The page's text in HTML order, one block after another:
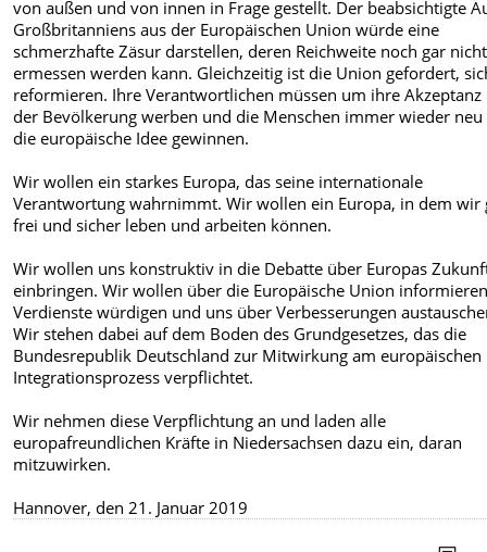
von außen und von innen in Frage gestellt. Der beabsichtigte
Großbritanniens aus der Europäischen Union würde eine
schmerzhafte Zäsur darstellen, deren Reichweite noch gar nicht
ermessen werden kann. Gleichzeitig ist die Union gefordert,
reformieren. Ihre Verantwortlichen müssen um ihre Akzeptanz
der Bevölkerung werben und die Menschen immer wieder
die europäische Idee gewinnen.
Wir wollen ein starkes Europa, das seine internationale
Verantwortung wahrnimmt. Wir wollen ein Europa, in dem wir
frei und sicher leben und arbeiten können.
Wir wollen uns konstruktiv in die Debatte über Europas
einbringen. Wir wollen über die Europäische Union
Verdienste würdigen und uns über Verbesserungen
Wir stehen dabei auf dem Boden des Grundgesetzes, das die
Bundesrepublik Deutschland zur Mitwirkung am europäischen
Integrationsprozess verpflichtet.
Wir nehmen diese Verpflichtung an und laden alle
europafreundlichen Kräfte in Niedersachsen dazu ein, daran
mitzuwirken.
Hannover, den 21. Januar 2019